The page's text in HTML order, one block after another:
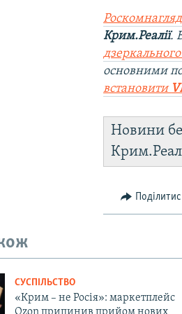
Крим.Реалії.
основними
встановити
Новини
СУСПІЛЬСТВО
«Крим – не Росія»: маркетплейс
Ozon припинив прийом нових